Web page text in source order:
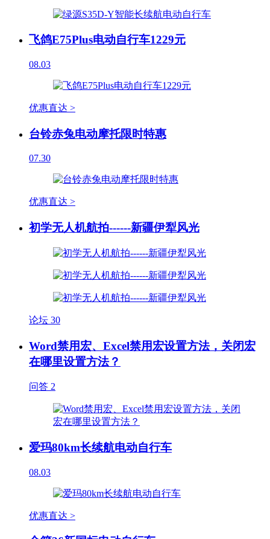
飞鸽E75Plus电动自行车1229元
08.03
优惠直达 >
台铃赤兔电动摩托限时特惠
07.30
优惠直达 >
初学无人机航拍------新疆伊犁风光
论坛 30
Word禁用宏、Excel禁用宏设置方法，关闭宏
在哪里设置方法？
问答 2
爱玛80km长续航电动自行车
08.03
优惠直达 >